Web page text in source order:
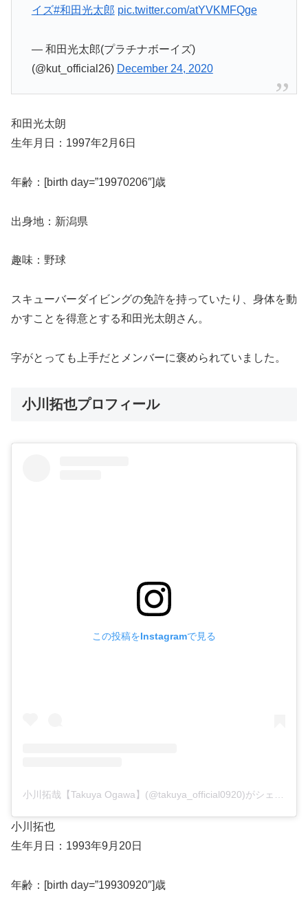
イズ#和田光太郎 pic.twitter.com/atYVKMFQge
— 和田光太郎(プラチナボーイズ)
(@kut_official26) December 24, 2020
和田光太朗
生年月日：1997年2月6日
年齢：[birth day=”19970206″]歳
出身地：新潟県
趣味：野球
スキューバーダイビングの免許を持っていたり、身体を動
かすことを得意とする和田光太朗さん。
字がとっても上手だとメンバーに褒められていました。
小川拓也プロフィール
この投稿をInstagramで見る
小川拓哉【Takuya Ogawa】(@takuya_official0920)がシェアした投稿
小川拓也
生年月日：1993年9月20日
年齢：[birth day=”19930920″]歳